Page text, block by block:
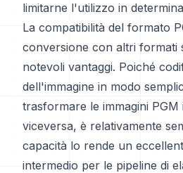
limitarne l'utilizzo in
La compatibilità del formato
conversione con altri formati
notevoli vantaggi. Poiché
dell'immagine in modo
trasformare le immagini
viceversa, è relativamente
capacità lo rende un
intermedio per le pipeline di